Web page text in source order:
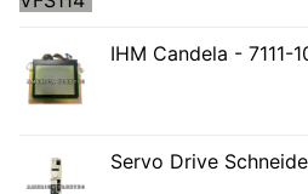
IHM Candela - 7111-
Servo Drive